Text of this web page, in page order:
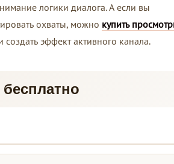
логики диалога. А если вы
охваты, можно купить
эффект активного канала.